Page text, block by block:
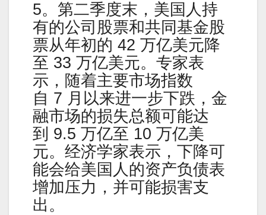
5。第二季度末，美国人持
有的公司股票和共同基金股
票从年初的 42 万亿美元降
至 33 万亿美元。专家表
示，随着主要市场指数
自 7 月以来进一步下跌，金
融市场的损失总额可能达
到 9.5 万亿至 10 万亿美
元。经济学家表示，下降可
能会给美国人的资产负债表
增加压力，并可能损害支
出。